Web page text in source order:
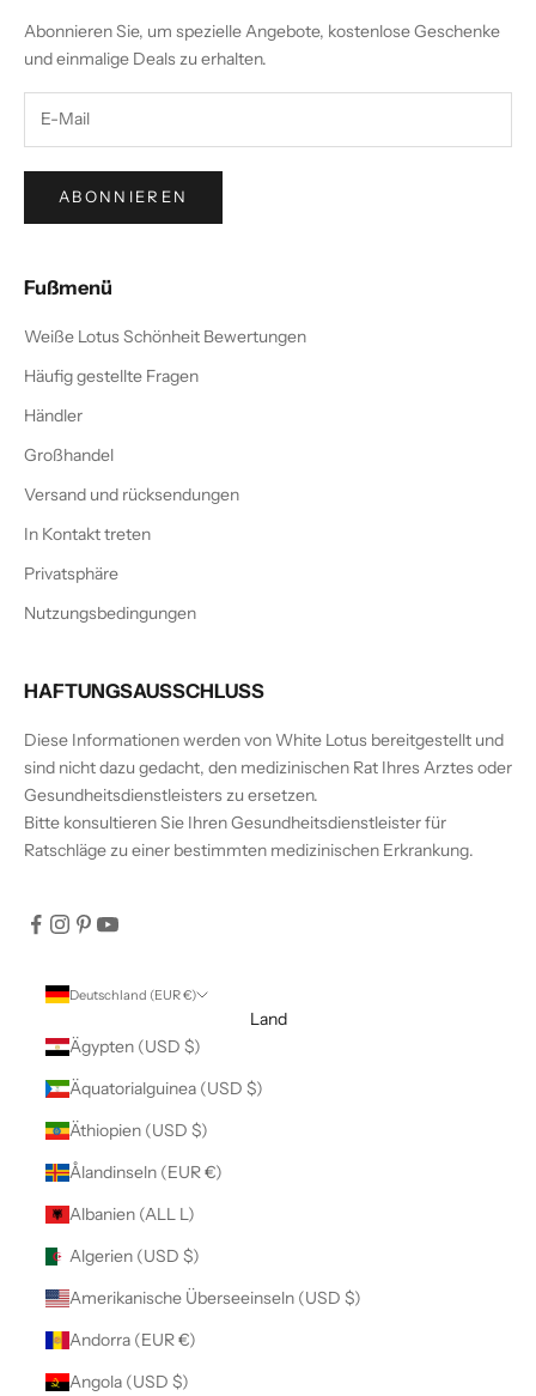
Abonnieren Sie, um spezielle Angebote, kostenlose Geschenke
und einmalige Deals zu erhalten.
ABONNIEREN
Fußmenü
Weiße Lotus Schönheit Bewertungen
Häufig gestellte Fragen
Händler
Großhandel
Versand und rücksendungen
In Kontakt treten
Privatsphäre
Nutzungsbedingungen
HAFTUNGSAUSSCHLUSS
Diese Informationen werden von White Lotus bereitgestellt und
sind nicht dazu gedacht, den medizinischen Rat Ihres Arztes oder
Gesundheitsdienstleisters zu ersetzen.
Bitte konsultieren Sie Ihren Gesundheitsdienstleister für
Ratschläge zu einer bestimmten medizinischen Erkrankung.
Deutschland (EUR €)
Land
Ägypten (USD $)
Äquatorialguinea (USD $)
Äthiopien (USD $)
Ålandinseln (EUR €)
Albanien (ALL L)
Algerien (USD $)
Amerikanische Überseeinseln (USD $)
Andorra (EUR €)
Angola (USD $)